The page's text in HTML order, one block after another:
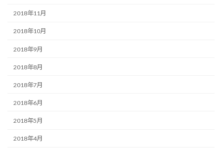
2018年11月
2018年10月
2018年9月
2018年8月
2018年7月
2018年6月
2018年5月
2018年4月